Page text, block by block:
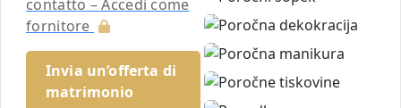
contatto – Accedi come
fornitore
Invia un’offerta di
matrimonio